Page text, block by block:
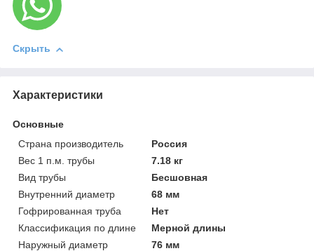
Скрыть
Характеристики
Основные
Страна производитель
Россия
Вес 1 п.м. трубы
7.18 кг
Вид трубы
Бесшовная
Внутренний диаметр
68 мм
Гофрированная труба
Нет
Классификация по длине
Мерной длины
Наружный диаметр
76 мм